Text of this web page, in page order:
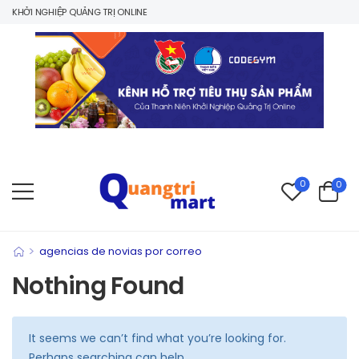
NGHIỆP QUẢNG TRỊ ONLINE
0 0
> agencias de novias por correo
Nothing Found
It seems we can’t find what you’re looking for.